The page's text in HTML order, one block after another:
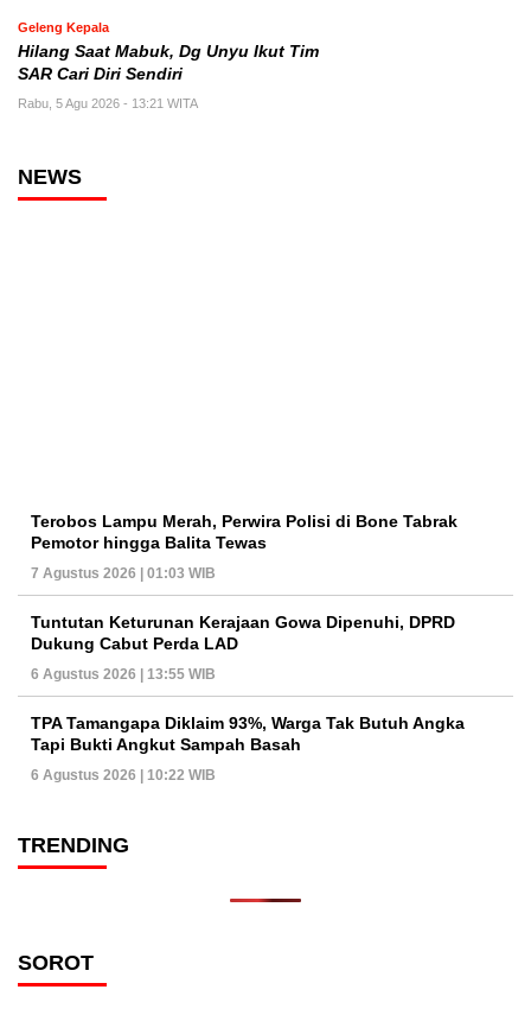
Geleng Kepala
Hilang Saat Mabuk, Dg Unyu Ikut Tim
SAR Cari Diri Sendiri
Rabu, 5 Agu 2026 - 13:21 WITA
NEWS
Terobos Lampu Merah, Perwira Polisi di Bone Tabrak
Pemotor hingga Balita Tewas
7 Agustus 2026 | 01:03 WIB
Tuntutan Keturunan Kerajaan Gowa Dipenuhi, DPRD
Dukung Cabut Perda LAD
6 Agustus 2026 | 13:55 WIB
TPA Tamangapa Diklaim 93%, Warga Tak Butuh Angka
Tapi Bukti Angkut Sampah Basah
6 Agustus 2026 | 10:22 WIB
TRENDING
SOROT